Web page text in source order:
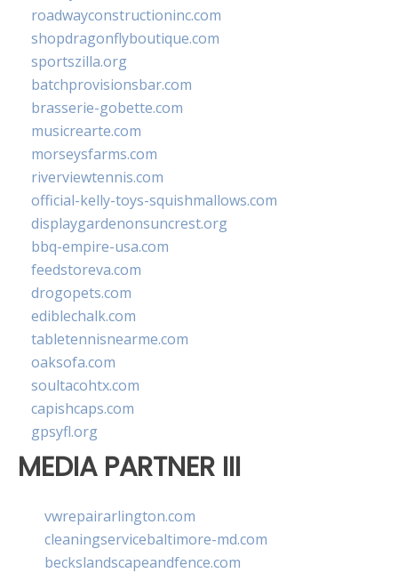
roadwayconstructioninc.com
shopdragonflyboutique.com
sportszilla.org
batchprovisionsbar.com
brasserie-gobette.com
musicrearte.com
morseysfarms.com
riverviewtennis.com
official-kelly-toys-squishmallows.com
displaygardenonsuncrest.org
bbq-empire-usa.com
feedstoreva.com
drogopets.com
ediblechalk.com
tabletennisnearme.com
oaksofa.com
soultacohtx.com
capishcaps.com
gpsyfl.org
MEDIA PARTNER III
vwrepairarlington.com
cleaningservicebaltimore-md.com
beckslandscapeandfence.com